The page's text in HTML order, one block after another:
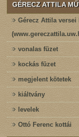
GÉRECZ ATTILA
Gérecz Attila
vonalas füzet
kockás füzet
megjelent kötetek
kiáltvány
levelek
Ottó Ferenc kottái